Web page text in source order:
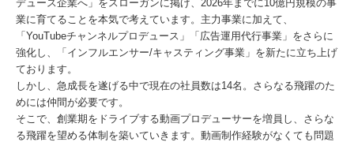
デュース企業へ」をスローガンに掲げ、2026年までに10億円規模の事
業に育てることを本気で考えています。主力事業に加えて、
「YouTubeチャンネルプロデュース」「広告運用代行事業」をさらに
強化し、「インフルエンサー/キャスティング事業」を新たに立ち上げ
ております。
しかし、急成長を遂げる中で現在の社員数は14名。さらなる飛躍のた
めには仲間が必要です。
そこで、創業期をドライブする動画プロデューサーを増員し、さらな
る飛躍を望める体制を築いていきます。動画制作経験がなくても問題